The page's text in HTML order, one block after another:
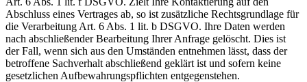
Abschluss eines Vertrages ab, so ist zusätzliche Rechtsgrundlage für
die Verarbeitung Art. 6 Abs. 1 lit. b DSGVO. Ihre Daten werden
nach abschließender Bearbeitung Ihrer Anfrage gelöscht. Dies ist
der Fall, wenn sich aus den Umständen entnehmen lässt, dass der
betroffene Sachverhalt abschließend geklärt ist und sofern keine
gesetzlichen Aufbewahrungspflichten entgegenstehen.